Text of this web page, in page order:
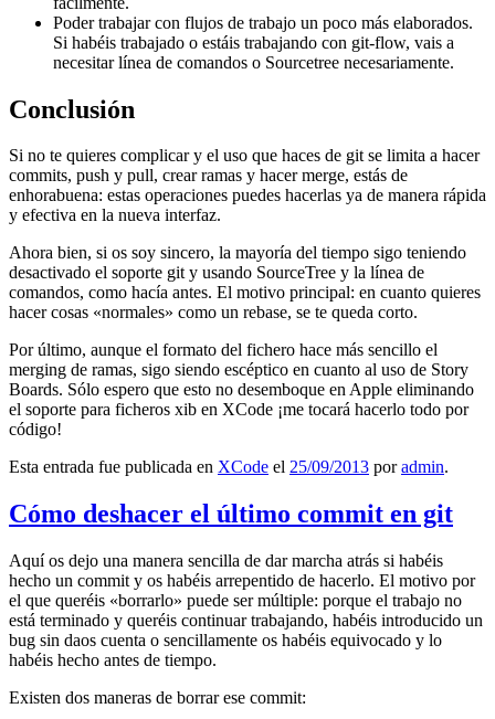
Poder trabajar con flujos de trabajo un poco más elaborados.
Si habéis trabajado o estáis trabajando con git-flow, vais a
necesitar línea de comandos o Sourcetree necesariamente.
Conclusión
Si no te quieres complicar y el uso que haces de git se limita a hacer
commits, push y pull, crear ramas y hacer merge, estás de
enhorabuena: estas operaciones puedes hacerlas ya de manera rápida
y efectiva en la nueva interfaz.
Ahora bien, si os soy sincero, la mayoría del tiempo sigo teniendo
desactivado el soporte git y usando SourceTree y la línea de
comandos, como hacía antes. El motivo principal: en cuanto quieres
hacer cosas «normales» como un rebase, se te queda corto.
Por último, aunque el formato del fichero hace más sencillo el
merging de ramas, sigo siendo escéptico en cuanto al uso de Story
Boards. Sólo espero que esto no desemboque en Apple eliminando
el soporte para ficheros xib en XCode ¡me tocará hacerlo todo por
código!
Esta entrada fue publicada en XCode el 25/09/2013 poradmin.
Cómo deshacer el último commit en git
Aquí os dejo una manera sencilla de dar marcha atrás si habéis
hecho un commit y os habéis arrepentido de hacerlo. El motivo por
el que queréis «borrarlo» puede ser múltiple: porque el trabajo no
está terminado y queréis continuar trabajando, habéis introducido un
bug sin daos cuenta o sencillamente os habéis equivocado y lo
habéis hecho antes de tiempo.
Existen dos maneras de borrar ese commit: